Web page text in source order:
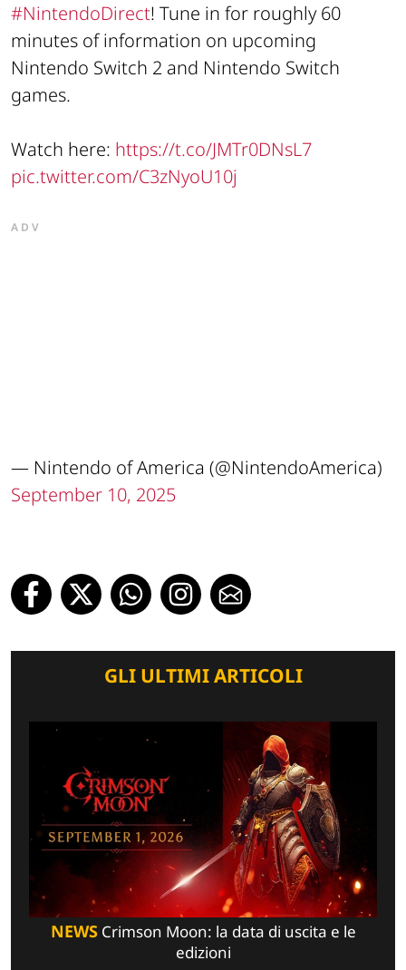
#NintendoDirect! Tune in for roughly 60
minutes of information on upcoming
Nintendo Switch 2 and Nintendo Switch
games.
Watch here: https://t.co/JMTr0DNsL7
pic.twitter.com/C3zNyoU10j
ADV
— Nintendo of America (@NintendoAmerica)
September 10, 2025
GLI ULTIMI ARTICOLI
NEWSCrimson Moon: la data di uscita e le
edizioni